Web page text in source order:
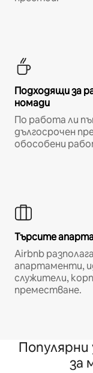
Подходящи за
номади
По работа ли
дългосрочен
обособени
Търсите
Airbnb
апартаменти,
служители,
преместване.
за